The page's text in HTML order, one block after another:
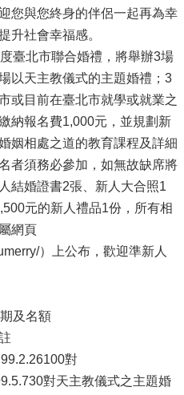
您與您終身的伴侶一起再為幸
升社會幸福感。
臺北市聯合婚禮，將舉辦3場
以天主教儀式的主題婚禮；3
或目前在臺北市就學或就業之
納報名費1,000元，並規劃新
姻相處之道的教育課程及詳細
者須務必參加，如無故缺席將
結婚證書2張、新人大合照1
元的新人禮品1份，所有相
網頁
）上公布，歡迎準新人
及名額
99.2.26100對
對天主教儀式之主題婚